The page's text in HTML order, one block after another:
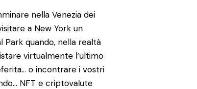
nella Venezia dei
a New York un
Park quando, nella realtà
virtualmente l’ultimo
o incontrare i vostri
NFT e criptovalute